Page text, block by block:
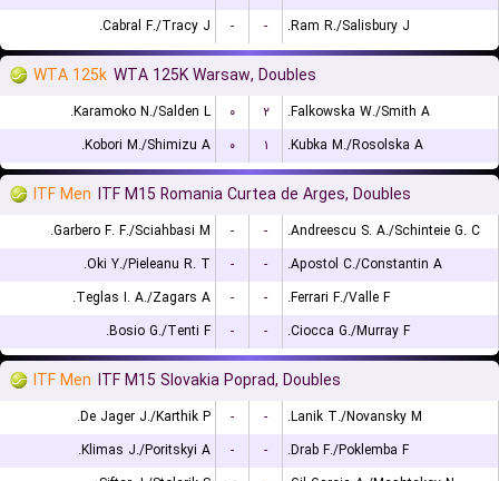
Cabral F./Tracy J.
- - Ram R./Salisbury J.
WTA 125k WTA 125K Warsaw, Doubles
Karamoko N./Salden L. ۰ ۲
Falkowska W./Smith A.
Kobori M./Shimizu A.
۰ ۱ Kubka M./Rosolska A.
ITF Men ITF M15 Romania Curtea de Arges, Doubles
Garbero F. F./Sciahbasi M. - -
Andreescu S. A./Schinteie G. C.
Oki Y./Pieleanu R. T.
- -
Apostol C./Constantin A.
Teglas I. A./Zagars A.
- -
Ferrari F./Valle F.
Bosio G./Tenti F.
- - Ciocca G./Murray F.
ITF Men ITF M15 Slovakia Poprad, Doubles
De Jager J./Karthik P. - -
Lanik T./Novansky M.
Klimas J./Poritskyi A.
- -
Drab F./Poklemba F.